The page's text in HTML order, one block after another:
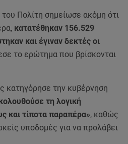
Πολίτη σημείωσε ακόμη ότι
κατατέθηκαν 156.529
και έγιναν δεκτές οι
το ερώτημα που βρίσκονται
κατηγόρησε την κυβέρνηση
τη λογική
και τίποτα παραπέρα», καθώς
υποδομές για να προλάβει